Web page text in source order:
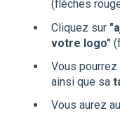
(flèches
Cliquez sur
votre logo"
Vous
ainsi que sa
Vous aurez